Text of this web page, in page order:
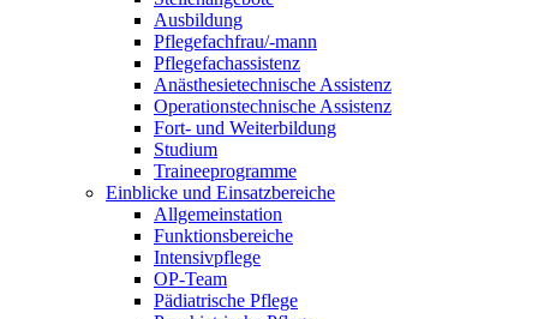
Ausbildung
Pflegefachfrau/-mann
Pflegefachassistenz
Anästhesietechnische Assistenz
Operationstechnische Assistenz
Fort- und Weiterbildung
Studium
Traineeprogramme
Einblicke und Einsatzbereiche
Allgemeinstation
Funktionsbereiche
Intensivpflege
OP-Team
Pädiatrische Pflege